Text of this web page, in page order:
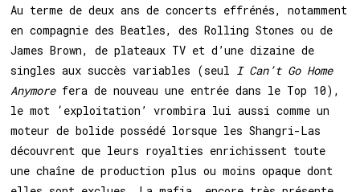
Au terme de deux ans de concerts effrénés, notamment
en compagnie des Beatles, des Rolling Stones ou de
James Brown, de plateaux TV et d’une dizaine de
singles aux succès variables (seul
I Can’t Go Home
Anymorefera de nouveau une entrée dans le Top 10),
le mot ‘exploitation’ vrombira lui aussi comme un
moteur de bolide possédé lorsque les Shangri-Las
découvrent que leurs royalties enrichissent toute
une chaîne de production plus ou moins opaque dont